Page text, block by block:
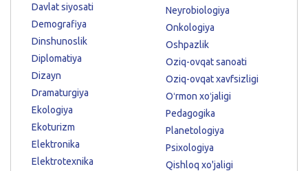
Davlat siyosati
Demografiya
Dinshunoslik
Diplomatiya
Dizayn
Dramaturgiya
Ekologiya
Ekoturizm
Elektronika
Elektrotexnika
Neyrobiologiya
Onkologiya
Oshpazlik
Oziq-ovqat sanoati
Oziq-ovqat xavfsizligi
Oʻrmon xoʻjaligi
Pedagogika
Planetologiya
Psixologiya
Qishloq xo'jaligi